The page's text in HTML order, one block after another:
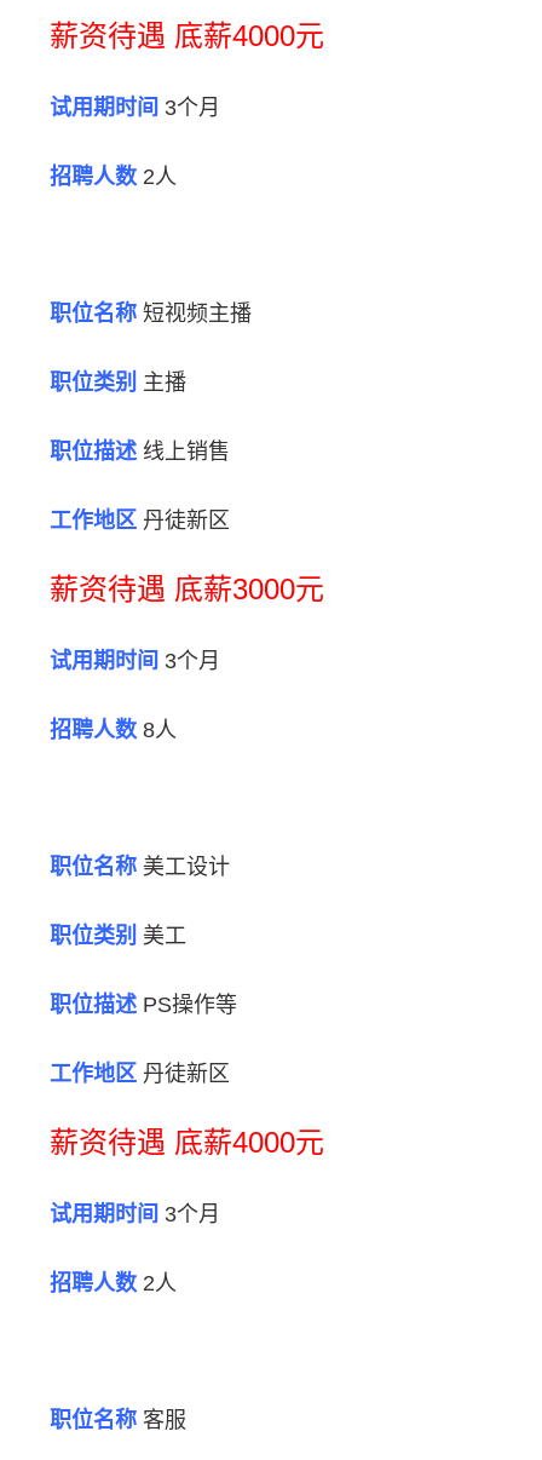
薪资待遇 底薪4000元
试用期时间 3个月
招聘人数 2人
职位名称 短视频主播
职位类别 主播
职位描述 线上销售
工作地区 丹徒新区
薪资待遇 底薪3000元
试用期时间 3个月
招聘人数 8人
职位名称 美工设计
职位类别 美工
职位描述 PS操作等
工作地区 丹徒新区
薪资待遇 底薪4000元
试用期时间 3个月
招聘人数 2人
职位名称 客服